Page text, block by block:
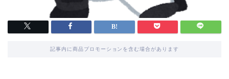
記事内に商品プロモーションを含む場合があります